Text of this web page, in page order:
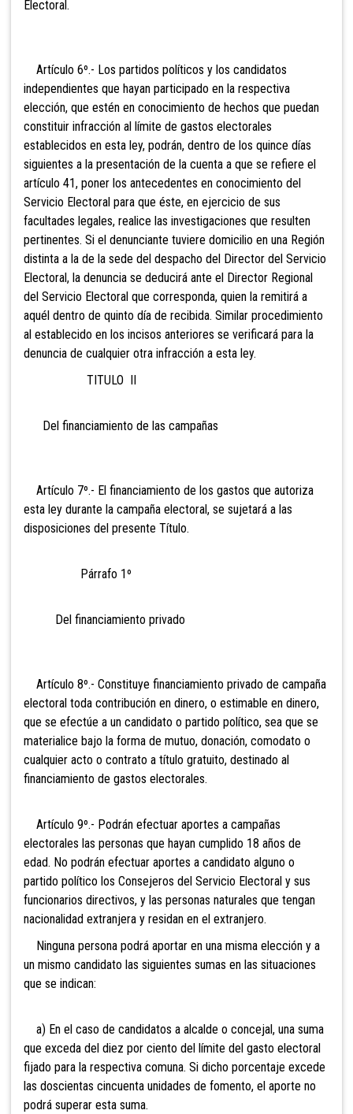
Electoral.
Artículo 6º.- Los partidos políticos y los candidatos
independientes que hayan participado en la respectiva
elección, que estén en conocimiento de hechos que puedan
constituir infracción al límite de gastos electorales
establecidos en esta ley, podrán, dentro de los quince días
siguientes a la presentación de la cuenta a que se refiere el
artículo 41, poner los antecedentes en conocimiento del
Servicio Electoral para que éste, en ejercicio de sus
facultades legales, realice las investigaciones que resulten
pertinentes. Si el denunciante tuviere domicilio en una Región
distinta a la de la sede del despacho del Director del Servicio
Electoral, la denuncia se deducirá ante el Director Regional
del Servicio Electoral que corresponda, quien la remitirá a
aquél dentro de quinto día de recibida. Similar procedimiento
al establecido en los incisos anteriores se verificará para la
denuncia de cualquier otra infracción a esta ley.
TITULO II
Del financiamiento de las campañas
Artículo 7º.- El financiamiento de los gastos que autoriza
esta ley durante la campaña electoral, se sujetará a las
disposiciones del presente Título.
Párrafo 1º
Del financiamiento privado
Artículo 8º.- Constituye financiamiento privado de campaña
electoral toda contribución en dinero, o estimable en dinero,
que se efectúe a un candidato o partido político, sea que se
materialice bajo la forma de mutuo, donación, comodato o
cualquier acto o contrato a título gratuito, destinado al
financiamiento de gastos electorales.
Artículo 9º.- Podrán efectuar aportes a campañas
electorales las personas que hayan cumplido 18 años de
edad. No podrán efectuar aportes a candidato alguno o
partido político los Consejeros del Servicio Electoral y sus
funcionarios directivos, y las personas naturales que tengan
nacionalidad extranjera y residan en el extranjero.
Ninguna persona podrá aportar en una misma elección y a
un mismo candidato las siguientes sumas en las situaciones
que se indican:
a) En el caso de candidatos a alcalde o concejal, una suma
que exceda del diez por ciento del límite del gasto electoral
fijado para la respectiva comuna. Si dicho porcentaje excede
las doscientas cincuenta unidades de fomento, el aporte no
podrá superar esta suma.